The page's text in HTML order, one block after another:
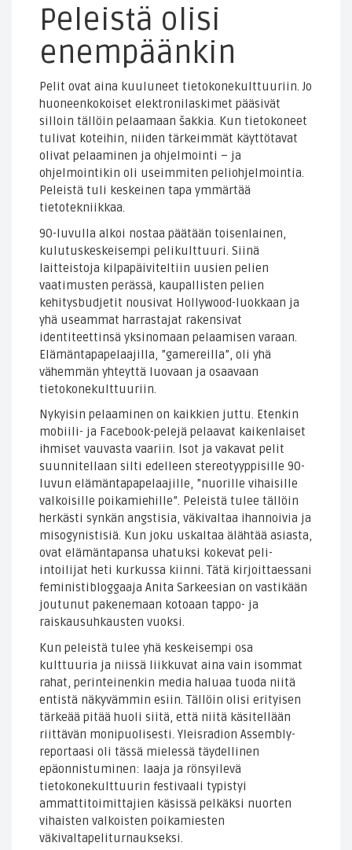
Peleistä olisi
enempäänkin
Pelit ovat aina kuuluneet tietokonekulttuuriin. Jo
huoneenkokoiset elektronilaskimet pääsivät
silloin tällöin pelaamaan šakkia. Kun tietokoneet
tulivat koteihin, niiden tärkeimmät käyttötavat
olivat pelaaminen ja ohjelmointi – ja
ohjelmointikin oli useimmiten peliohjelmointia.
Peleistä tuli keskeinen tapa ymmärtää
tietotekniikkaa.
90-luvulla alkoi nostaa päätään toisenlainen,
kulutuskeskeisempi pelikulttuuri. Siinä
laitteistoja kilpapäiviteltiin uusien pelien
vaatimusten perässä, kaupallisten pelien
kehitysbudjetit nousivat Hollywood-luokkaan ja
yhä useammat harrastajat rakensivat
identiteettinsä yksinomaan pelaamisen varaan.
Elämäntapapelaajilla, ”gamereilla”, oli yhä
vähemmän yhteyttä luovaan ja osaavaan
tietokonekulttuuriin.
Nykyisin pelaaminen on kaikkien juttu. Etenkin
mobiili- ja Facebook-pelejä pelaavat kaikenlaiset
ihmiset vauvasta vaariin. Isot ja vakavat pelit
suunnitellaan silti edelleen stereotyyppisille 90-
luvun elämäntapapelaajille, ”nuorille vihaisille
valkoisille poikamiehille”. Peleistä tulee tällöin
herkästi synkän angstisia, väkivaltaa ihannoivia ja
misogynistisiä. Kun joku uskaltaa älähtää asiasta,
ovat elämäntapansa uhatuksi kokevat peli-
intoilijat heti kurkussa kiinni. Tätä kirjoittaessani
feministibloggaaja Anita Sarkeesian on vastikään
joutunut pakenemaan kotoaan tappo- ja
raiskausuhkausten vuoksi.
Kun peleistä tulee yhä keskeisempi osa
kulttuuria ja niissä liikkuvat aina vain isommat
rahat, perinteinenkin media haluaa tuoda niitä
entistä näkyvämmin esiin. Tällöin olisi erityisen
tärkeää pitää huoli siitä, että niitä käsitellään
riittävän monipuolisesti. Yleisradion Assembly-
reportaasi oli tässä mielessä täydellinen
epäonnistuminen: laaja ja rönsyilevä
tietokonekulttuurin festivaali typistyi
ammattitoimittajien käsissä pelkäksi nuorten
vihaisten valkoisten poikamiesten
väkivaltapeliturnaukseksi.